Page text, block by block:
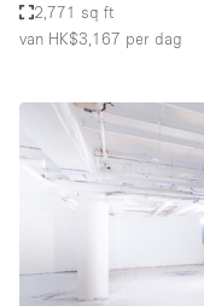
2,771 sq ft
van HK$3,167 per dag